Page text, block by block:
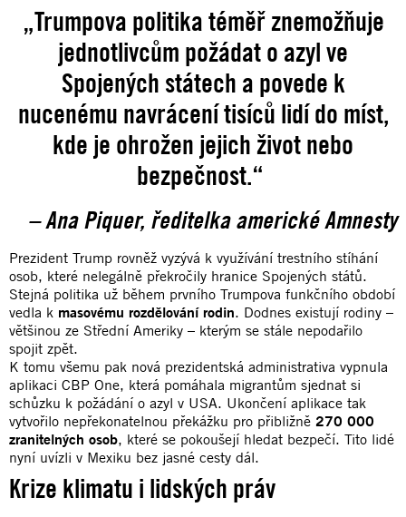
„Trumpova politika téměř znemožňuje
jednotlivcům požádat o azyl ve
Spojených státech a povede k
nucenému navrácení tisíců lidí do míst,
kde je ohrožen jejich život nebo
bezpečnost.“
– Ana Piquer, ředitelka americké Amnesty
Prezident Trump rovněž vyzývá k využívání trestního stíhání
osob, které nelegálně překročily hranice Spojených států.
Stejná politika už během prvního Trumpova funkčního období
vedla k masovému rozdělování rodin. Dodnes existují rodiny –
většinou ze Střední Ameriky – kterým se stále nepodařilo
spojit zpět.
K tomu všemu pak nová prezidentská administrativa vypnula
aplikaci CBP One, která pomáhala migrantům sjednat si
schůzku k požádání o azyl v USA. Ukončení aplikace tak
vytvořilo nepřekonatelnou překážku pro přibližně 270 000
zranitelných osob, které se pokoušejí hledat bezpečí. Tito lidé
nyní uvízli v Mexiku bez jasné cesty dál.
Krize klimatu i lidských práv